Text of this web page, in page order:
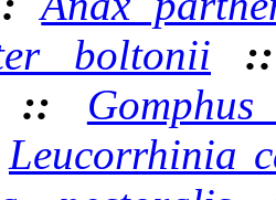
boltonii
::
Leucorrhinia